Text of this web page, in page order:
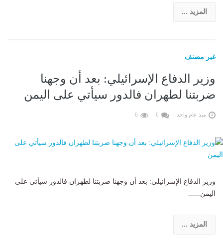
المزيد ...
غير مصنف
وزير الدفاع الإسرائيلي: بعد أن وجهنا
ضربتنا لطهران فالدور سيأتي على اليمن
منذ عام واحد 0
0
وزير الدفاع الإسرائيلي: بعد أن وجهنا ضربتنا لطهران فالدور سيأتي على
اليمن......
المزيد ...